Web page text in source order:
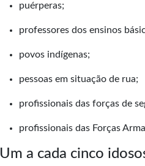
puérperas;
professores dos ensinos
povos indígenas;
pessoas em situação de rua;
profissionais das forças de
profissionais das Forças
Um a cada cinco